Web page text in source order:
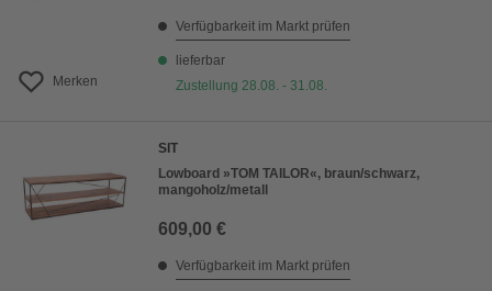
Merken
Verfügbarkeit im Markt prüfen
lieferbar
Zustellung 28.08. - 31.08.
SIT
Lowboard »TOM TAILOR«, braun/schwarz,
mangoholz/metall
609,00 €
Verfügbarkeit im Markt prüfen